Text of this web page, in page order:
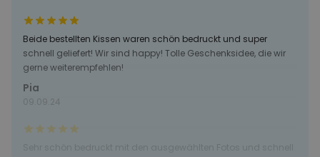
Beide bestellten Kissen waren schön bedruckt und super
schnell geliefert! Wir sind happy! Tolle Geschenksidee, die wir
gerne weiterempfehlen!
Pia
09.09.24
Sehr schön bedruckt mit den ausgewählten Fotos und schnell